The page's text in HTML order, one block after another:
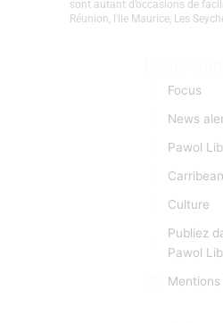
Caraïbe et les nations Créoles.
entre caribéens, indocréoles,
L’information est donc pour CCN
toutes les manifestations et
Réunion, l'Ile Maurice, Les